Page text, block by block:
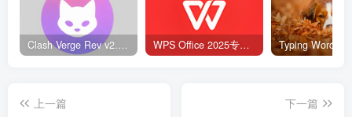
Clash Verge Rev v2.5.2 – 网络代理工具 WPS Office 2025专业版 v12.1.0.23542 v2 永久激活版
上一篇
下一篇